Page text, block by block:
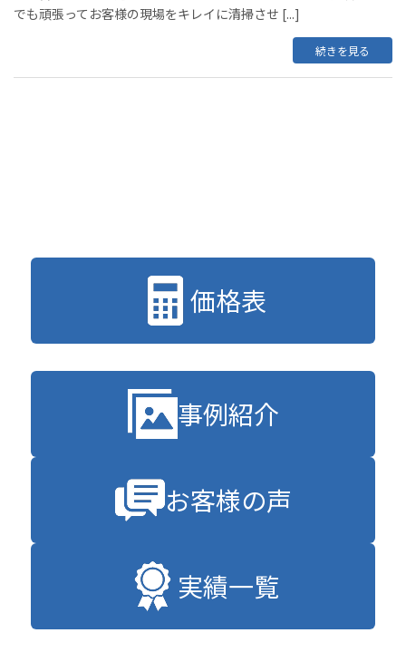
でも頑張ってお客様の現場をキレイに清掃させ [...]
続きを見る
価格表
事例紹介
お客様の声
実績一覧